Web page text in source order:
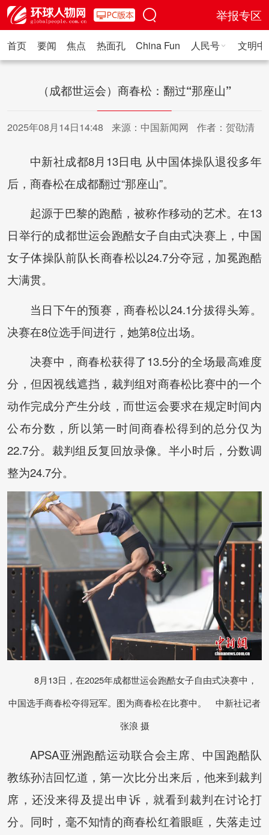
举报专区
首页 要闻 焦点 热面孔 China Fun 人民号 文明
（成都世运会）商春松：翻过“那座山”
2025年08月14日14:48 来源：中国新闻网 作者：贺劭清
中新社成都8月13日电 从中国体操队退役多年
后，商春松在成都翻过“那座山”。
起源于巴黎的跑酷，被称作移动的艺术。在13
日举行的成都世运会跑酷女子自由式决赛上，中国
女子体操队前队长商春松以24.7分夺冠，加冕跑酷
大满贯。
当日下午的预赛，商春松以24.1分拔得头筹。
决赛在8位选手间进行，她第8位出场。
决赛中，商春松获得了13.5分的全场最高难度
分，但因视线遮挡，裁判组对商春松比赛中的一个
动作完成分产生分歧，而世运会要求在规定时间内
公布分数，所以第一时间商春松得到的总分仅为
22.7分。裁判组反复回放录像。半小时后，分数调
整为24.7分。
8月13日，在2025年成都世运会跑酷女子自由式决赛中，
中国选手商春松夺得冠军。图为商春松在比赛中。 中新社记者
张浪 摄
APSA亚洲跑酷运动联合会主席、中国跑酷队
教练孙洁回忆道，第一次比分出来后，他来到裁判
席，还没来得及提出申诉，就看到裁判在讨论打
分。同时，毫不知情的商春松红着眼眶，失落走过